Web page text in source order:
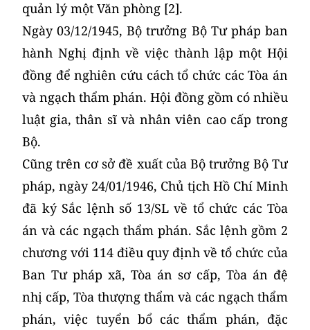
quản lý một Văn phòng [2].
Ngày 03/12/1945, Bộ trưởng Bộ Tư pháp ban
hành Nghị định về việc thành lập một Hội
đồng để nghiên cứu cách tổ chức các Tòa án
và ngạch thẩm phán. Hội đồng gồm có nhiều
luật gia, thân sĩ và nhân viên cao cấp trong
Bộ.
Cũng trên cơ sở đề xuất của Bộ trưởng Bộ Tư
pháp, ngày 24/01/1946, Chủ tịch Hồ Chí Minh
đã ký Sắc lệnh số 13/SL về tổ chức các Tòa
án và các ngạch thẩm phán. Sắc lệnh gồm 2
chương với 114 điều quy định về tổ chức của
Ban Tư pháp xã, Tòa án sơ cấp, Tòa án đệ
nhị cấp, Tòa thượng thẩm và các ngạch thẩm
phán, việc tuyển bổ các thẩm phán, đặc